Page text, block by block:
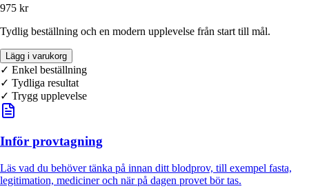
975 kr
Tydlig beställning och en modern upplevelse från start till mål.
Lägg i varukorg
✓ Enkel beställning
✓ Tydliga resultat
✓ Trygg upplevelse
Inför provtagning
Läs vad du behöver tänka på innan ditt blodprov, till exempel fasta,
legitimation, mediciner och när på dagen provet bör tas.